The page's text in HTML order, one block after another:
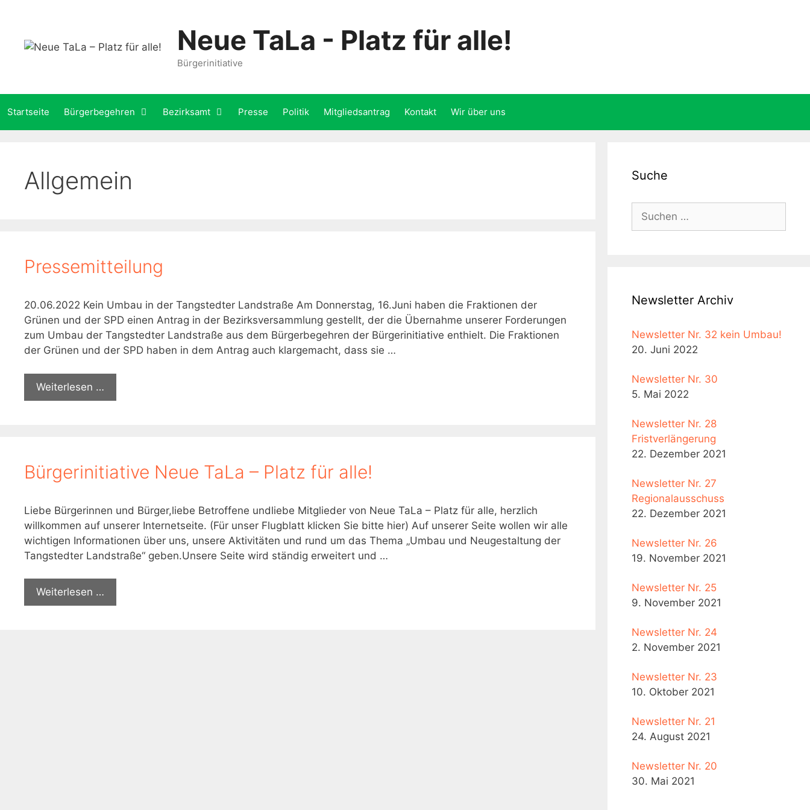
springen
Neue TaLa - Platz für alle!
Bürgerinitiative
Startseite Bürgerbegehren Bezirksamt Presse Politik Mitgliedsantrag Kontakt Wir über uns
Allgemein
Pressemitteilung
20.06.2022 Kein Umbau in der Tangstedter Landstraße Am Donnerstag, 16.Juni haben die Fraktionen der
Grünen und der SPD einen Antrag in der Bezirksversammlung gestellt, der die Übernahme unserer Forderungen
zum Umbau der Tangstedter Landstraße aus dem Bürgerbegehren der Bürgerinitiative enthielt. Die Fraktionen
der Grünen und der SPD haben in dem Antrag auch klargemacht, dass sie …
Weiterlesen …
Bürgerinitiative Neue TaLa – Platz für alle!
Liebe Bürgerinnen und Bürger,liebe Betroffene undliebe Mitglieder von Neue TaLa – Platz für alle, herzlich
willkommen auf unserer Internetseite. (Für unser Flugblatt klicken Sie bitte hier) Auf unserer Seite wollen wir alle
wichtigen Informationen über uns, unsere Aktivitäten und rund um das Thema „Umbau und Neugestaltung der
Tangstedter Landstraße“ geben.Unsere Seite wird ständig erweitert und …
Weiterlesen …
Suche
Suche
nach:
Newsletter Archiv
Newsletter Nr. 32 kein Umbau!
20. Juni 2022
Newsletter Nr. 30
5. Mai 2022
Newsletter Nr. 28
Fristverlängerung
22. Dezember 2021
Newsletter Nr. 27
Regionalausschuss
22. Dezember 2021
Newsletter Nr. 26
19. November 2021
Newsletter Nr. 25
9. November 2021
Newsletter Nr. 24
2. November 2021
Newsletter Nr. 23
10. Oktober 2021
Newsletter Nr. 21
24. August 2021
Newsletter Nr. 20
30. Mai 2021